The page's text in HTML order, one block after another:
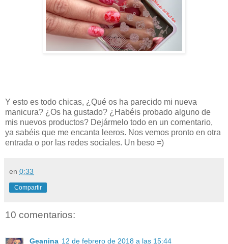
Y esto es todo chicas, ¿Qué os ha parecido mi nueva
manicura? ¿Os ha gustado? ¿Habéis probado alguno de
mis nuevos productos? Dejármelo todo en un comentario,
ya sabéis que me encanta leeros. Nos vemos pronto en otra
entrada o por las redes sociales. Un beso =)
en 0:33
Compartir
10 comentarios:
Geanina 12 de febrero de 2018 a las 15:44